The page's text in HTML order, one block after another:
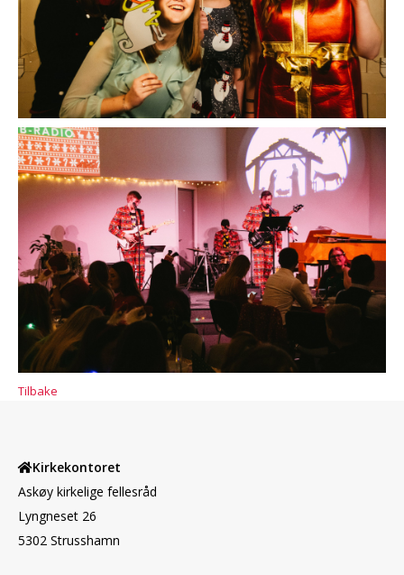
Tilbake
Kirkekontoret
Askøy kirkelige fellesråd
Lyngneset 26
5302 Strusshamn